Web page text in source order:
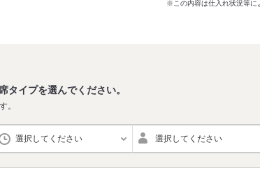
※この内容は仕入れ状況等に
タイプを選んでください。
。
選択してください 選択してください